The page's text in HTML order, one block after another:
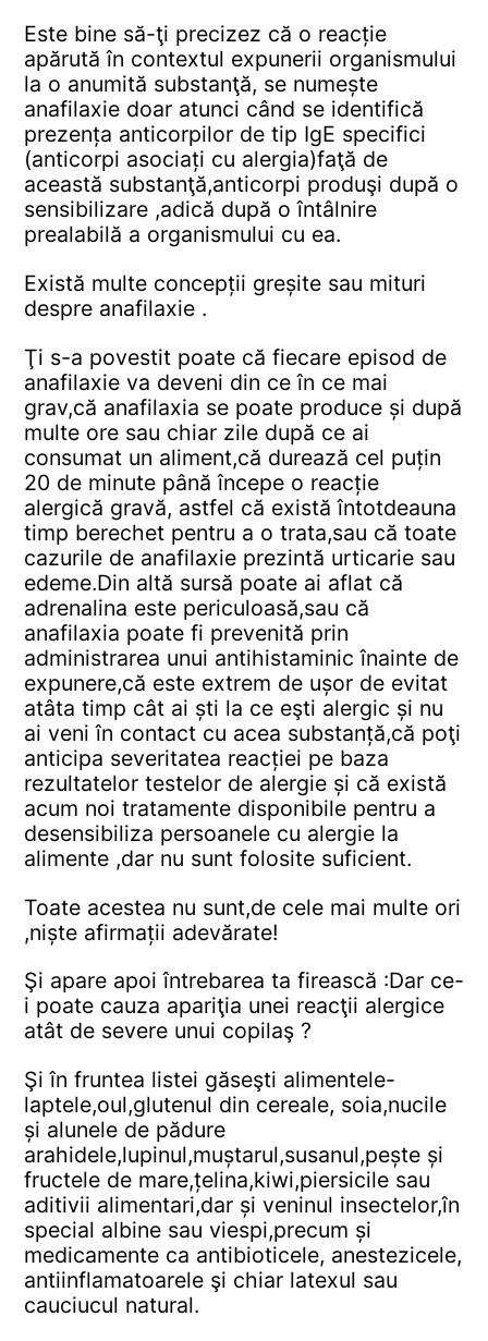
Este bine să-ţi precizez că o reacție
apărută în contextul expunerii organismului
la o anumită substanţă, se numește
anafilaxie doar atunci când se identifică
prezența anticorpilor de tip IgE specifici
(anticorpi asociați cu alergia)faţă de
această substanţă,anticorpi produşi după o
sensibilizare ,adică după o întâlnire
prealabilă a organismului cu ea.
Există multe concepții greșite sau mituri
despre anafilaxie .
Ţi s-a povestit poate că fiecare episod de
anafilaxie va deveni din ce în ce mai
grav,că anafilaxia se poate produce și după
multe ore sau chiar zile după ce ai
consumat un aliment,că durează cel puțin
20 de minute până începe o reacție
alergică gravă, astfel că există întotdeauna
timp berechet pentru a o trata,sau că toate
cazurile de anafilaxie prezintă urticarie sau
edeme.Din altă sursă poate ai aflat că
adrenalina este periculoasă,sau că
anafilaxia poate fi prevenită prin
administrarea unui antihistaminic înainte de
expunere,că este extrem de ușor de evitat
atâta timp cât ai ști la ce eşti alergic și nu
ai veni în contact cu acea substanță,că poţi
anticipa severitatea reacției pe baza
rezultatelor testelor de alergie și că există
acum noi tratamente disponibile pentru a
desensibiliza persoanele cu alergie la
alimente ,dar nu sunt folosite suficient.
Toate acestea nu sunt,de cele mai multe ori
,niște afirmații adevărate!
Şi apare apoi întrebarea ta firească :Dar ce-
i poate cauza apariţia unei reacţii alergice
atât de severe unui copilaş ?
Şi în fruntea listei găseşti alimentele-
laptele,oul,glutenul din cereale, soia,nucile
și alunele de pădure
arahidele,lupinul,muștarul,susanul,pește și
fructele de mare,țelina,kiwi,piersicile sau
aditivii alimentari,dar și veninul insectelor,în
special albine sau viespi,precum și
medicamente ca antibioticele, anestezicele,
antiinflamatoarele şi chiar latexul sau
cauciucul natural.